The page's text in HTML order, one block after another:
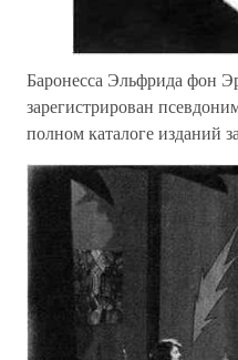
Баронесса Эльфрида фон
зарегистрирован
полном каталоге изданий